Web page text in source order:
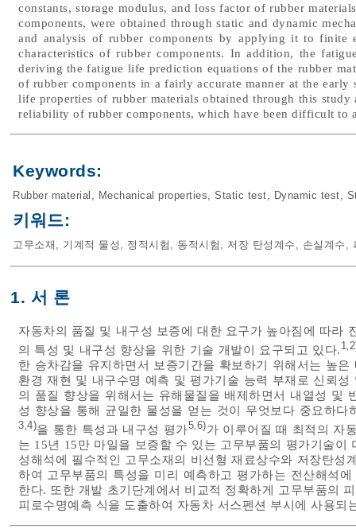
constants, storage modulus, and loss factor of rubber
components, were obtained through static and dynamic
and analysis of rubber components by applying it to finite
characteristics of rubber components. In addition, the
deriving the fatigue life prediction equations of the rubber
of rubber components in a fairly accurate manner at the
life properties of rubber materials obtained through this
reliability of rubber components, which have been difficult to
Keywords:
Rubber material , Mechanical properties, Static test, Dynamic test,
키워드:
고무소재 , 기계적 물성 , 정적시험 , 동적시험 , 저장 탄성계수 , 손실계수 ,
1. 서 론
자동차의 품질 및 내구성 보증에 대한 요구가 높아짐에 따라
의 특성 및 내구성 향상을 위한 기술 개발이 요구되고 있다. 1,
한 승차감을 유지하면서 보증기간을 확보하기 위해서는 높
환경 재현 및 내구수명 예측 및 평가기술 능력 부재로 신뢰
의 품질 향상을 위해서는 유해물질을 배제하면서 내열성 및
성 향상을 통해 균일한 물성을 얻는 것이 무엇보다 중요하
3,4)을 통한 특성과 내구성 평가5,6)가 이루어질 때 최적의 자
는 15년 15만 마일을 보증할 수 있는 고무부품의 평가기술
성해석에 필수적인 고무소재의 비선형 재료상수와 저장탄
하여 고무부품의 특성을 미리 예측하고 평가하는 전산해석
한다. 또한 개발 초기단계에서 비교적 정확하게 고무부품의
피로수명예측 식을 도출하여 자동차 서스펜션 부시에 사용